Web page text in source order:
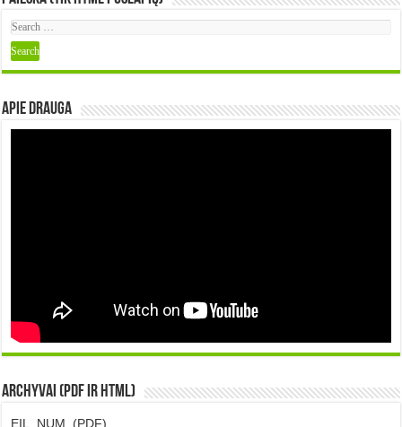
Apie DRAUGA
Archyvai (PDF ir HTML)
EIL. NUM. (PDF)